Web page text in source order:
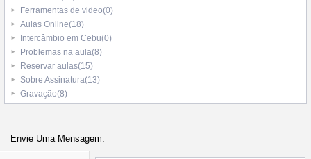
Ferramentas de video(0)
Aulas Online(18)
Intercâmbio em Cebu(0)
Problemas na aula(8)
Reservar aulas(15)
Sobre Assinatura(13)
Gravação(8)
Envie Uma Mensagem: